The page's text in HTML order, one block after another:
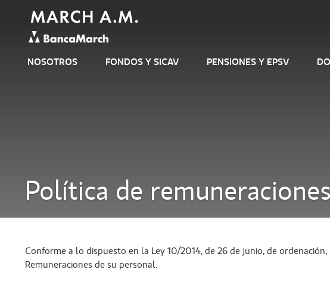
NOSOTROS FONDOS Y SICAV PENSIONES Y EPSV
Política de remuneraciones
Conforme a lo dispuesto en la Ley 10/2014, de 26 de junio, de
Remuneraciones de su personal.